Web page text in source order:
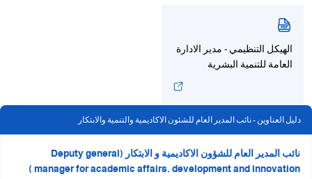
الهيكل التنظيمي - مدير الادارة
العامة للتنمية البشرية
دليل العناوين - نائب المدير العام للشئون الاكاديمية والتنمية والابتكار
نائب المدير العام للشؤون الاكاديمية و الابتكار (Deputy general
manager for academic affairs, development and innovation )